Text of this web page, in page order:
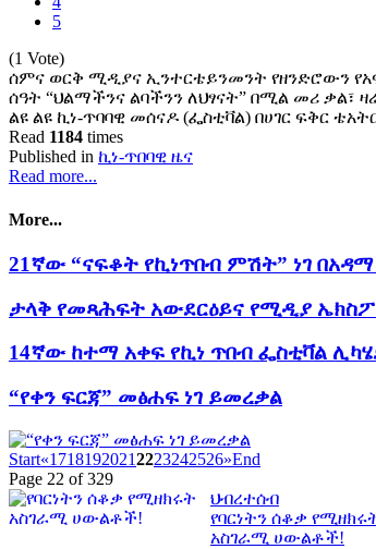
5
(1 Vote)
ሰምና ወርቅ ሚዲያና ኢንተርቴይንመንት የዘንድሮውን
ሰዓት “ህልማችንና ልባችንን ለህፃናት” በሚል መሪ ቃል፣ ዛሬ
ልዩ ልዩ ኪነ-ጥባባዊ መሰናዶ (ፌስቲቫል) በሀገር ፍቅር
Read 1184 times
Published in ኪነ-ጥበባዊ ዜና
Read more...
More...
21ኛው “ናፍቆት የኪነጥበብ ምሽት” ነገ በአዳማ
ታላቅ የመጻሕፍት አውደርዕይና የሚዲያ ኤክስፖ
14ኛው ከተማ አቀፍ የኪነ ጥበብ ፌስቲቫል
“የቀን ፍርጃ” መፅሐፍ ነገ ይመረቃል
Start«17181920212223242526»End
Page 22 of 329
ህብረተሰብ
የባርነትን ሰቆቃ
አስገራሚ ሀውልቶች!